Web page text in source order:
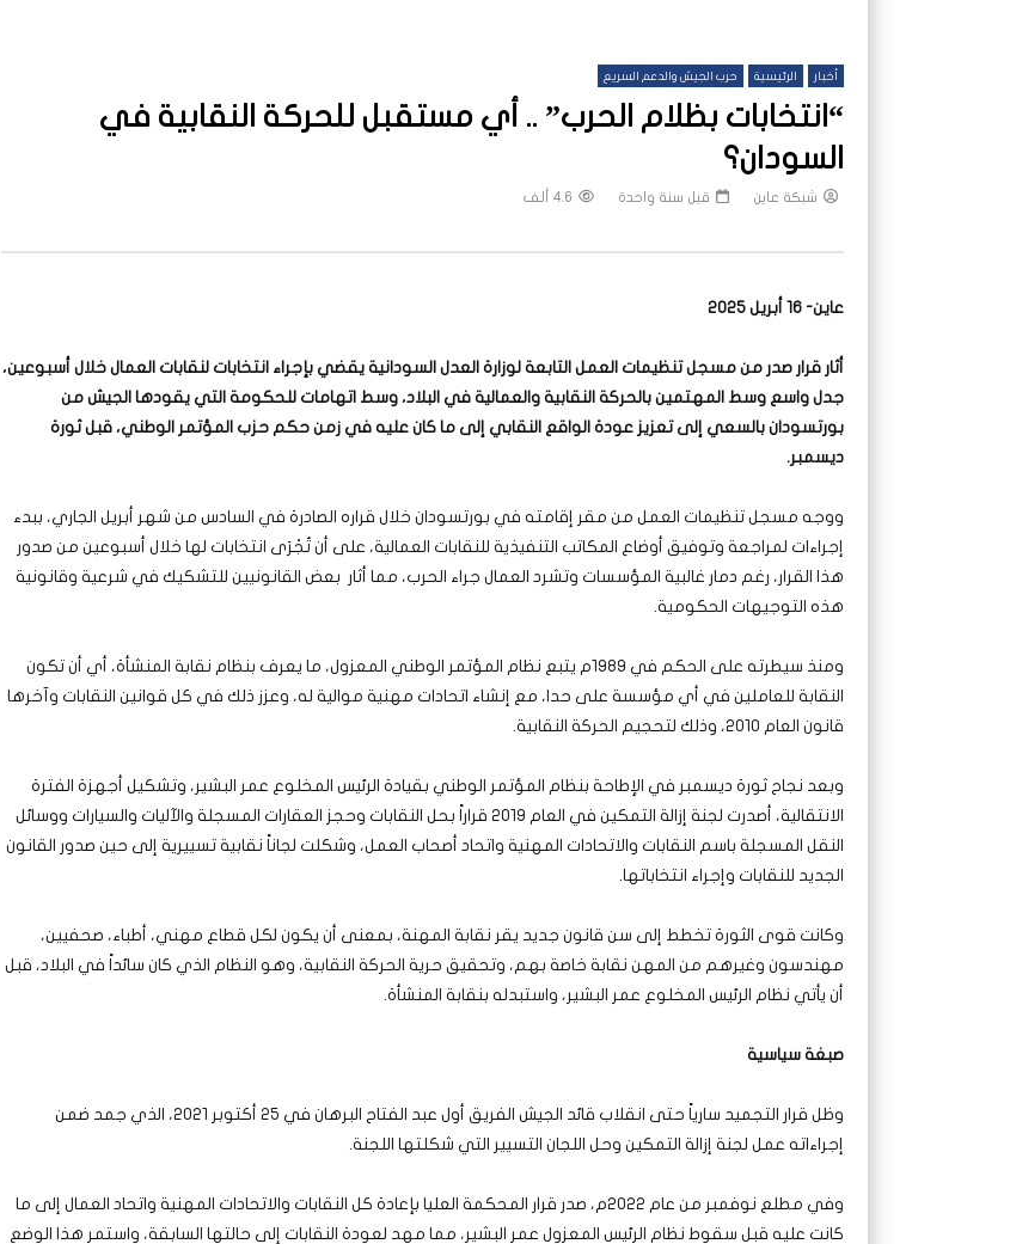
أخبار الرئيسية حرب الجيش والدعم السريع
“انتخابات بظلام الحرب” .. أي مستقبل للحركة النقابية في
السودان؟
شبكة عاين قبل سنة واحدة 4.6 ألف
عاين- 16 أبريل 2025
أثار قرار صدر من مسجل تنظيمات العمل التابعة لوزارة العدل السودانية يقضي بإجراء انتخابات لنقابات العمال خلال أسبوعين،
جدل واسع وسط المهتمين بالحركة النقابية والعمالية في البلاد، وسط اتهامات للحكومة التي يقودها الجيش من
بورتسودان بالسعي إلى تعزيز عودة الواقع النقابي إلى ما كان عليه في زمن حكم حزب المؤتمر الوطني، قبل ثورة
ديسمبر.
ووجه مسجل تنظيمات العمل من مقر إقامته في بورتسودان خلال قراره الصادرة في السادس من شهر أبريل الجاري، ببدء
إجراءات لمراجعة وتوفيق أوضاع المكاتب التنفيذية للنقابات العمالية، على أن تُجْرَى انتخابات لها خلال أسبوعين من صدور
هذا القرار، رغم دمار غالبية المؤسسات وتشرد العمال جراء الحرب، مما أثار بعض القانونيين للتشكيك في شرعية وقانونية
هذه التوجيهات الحكومية.
ومنذ سيطرته على الحكم في 1989م يتبع نظام المؤتمر الوطني المعزول، ما يعرف بنظام نقابة المنشأة، أي أن تكون
النقابة للعاملين في أي مؤسسة على حدا، مع إنشاء اتحادات مهنية موالية له، وعزز ذلك في كل قوانين النقابات وآخرها
قانون العام 2010، وذلك لتحجيم الحركة النقابية.
وبعد نجاح ثورة ديسمبر في الإطاحة بنظام المؤتمر الوطني بقيادة الرئيس المخلوع عمر البشير، وتشكيل أجهزة الفترة
الانتقالية، أصدرت لجنة إزالة التمكين في العام 2019 قراراً بحل النقابات وحجز العقارات المسجلة والآليات والسيارات ووسائل
النقل المسجلة باسم النقابات والاتحادات المهنية واتحاد أصحاب العمل، وشكلت لجاناً نقابية تسييرية إلى حين صدور القانون
الجديد للنقابات وإجراء انتخاباتها.
وكانت قوى الثورة تخطط إلى سن قانون جديد يقر نقابة المهنة، بمعنى أن يكون لكل قطاع مهني، أطباء، صحفيين،
مهندسون وغيرهم من المهن نقابة خاصة بهم، وتحقيق حرية الحركة النقابية، وهو النظام الذي كان سائداً في البلاد، قبل
أن يأتي نظام الرئيس المخلوع عمر البشير، واستبدله بنقابة المنشأة.
صبغة سياسية
وظل قرار التجميد سارياً حتى انقلاب قائد الجيش الفريق أول عبد الفتاح البرهان في 25 أكتوبر 2021، الذي جمد ضمن
إجراءاته عمل لجنة إزالة التمكين وحل اللجان التسيير التي شكلتها اللجنة.
وفي مطلع نوفمبر من عام 2022م، صدر قرار المحكمة العليا بإعادة كل النقابات والاتحادات المهنية واتحاد العمال إلى ما
كانت عليه قبل سقوط نظام الرئيس المعزول عمر البشير، مما مهد لعودة النقابات إلى حالتها السابقة، واستمر هذا الوضع